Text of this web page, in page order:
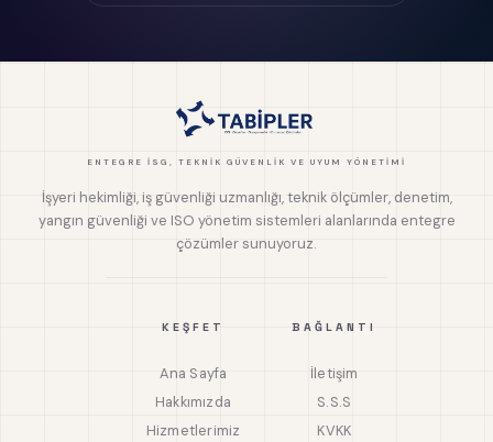
ENTEGRE İSG, TEKNIK GÜVENLIK VE UYUM YÖNETIMI
İşyeri hekimliği, iş güvenliği uzmanlığı, teknik ölçümler, denetim,
yangın güvenliği ve ISO yönetim sistemleri alanlarında entegre
çözümler sunuyoruz.
KEŞFET
Ana Sayfa
Hakkımızda
Hizmetlerimiz
BAĞLANTI
İletişim
S.S.S
KVKK